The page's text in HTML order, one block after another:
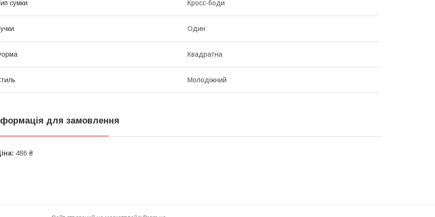
сумки Кросс-боди
Один
Квадратна
Молодіжний
для замовлення
486 ₴